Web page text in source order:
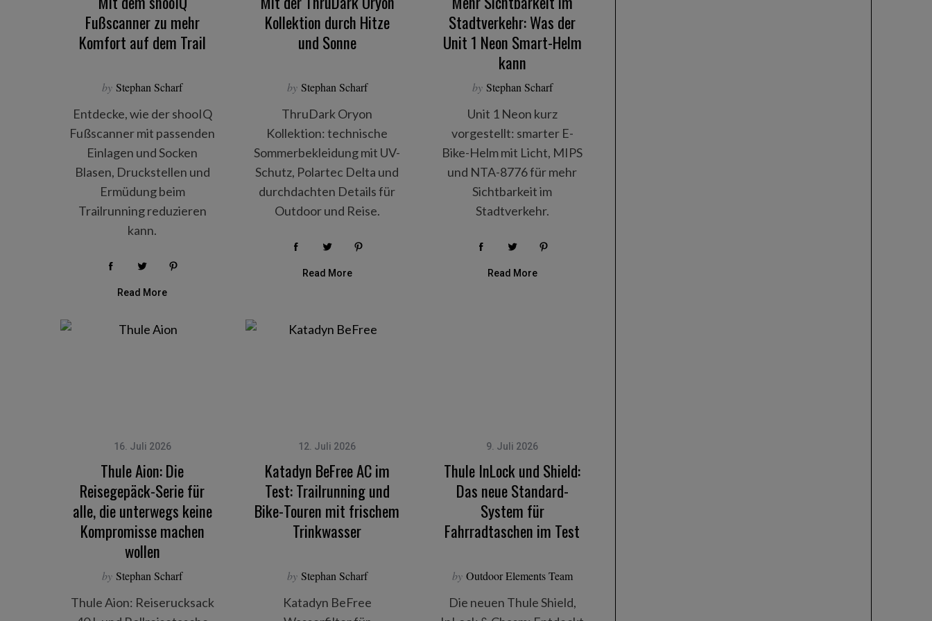
Fußscanner zu mehr
Komfort auf dem Trail
by Stephan Scharf
Entdecke, wie der shooIQ
Fußscanner mit passenden
Einlagen und Socken
Blasen, Druckstellen und
Ermüdung beim
Trailrunning reduzieren
kann.
Read More
Kollektion durch Hitze
und Sonne
by Stephan Scharf
ThruDark Oryon
Kollektion: technische
Sommerbekleidung mit UV-
Schutz, Polartec Delta und
durchdachten Details für
Outdoor und Reise.
Read More
Stadtverkehr: Was der
Unit 1 Neon Smart-Helm
kann
by Stephan Scharf
Unit 1 Neon kurz
vorgestellt: smarter E-
Bike-Helm mit Licht, MIPS
und NTA-8776 für mehr
Sichtbarkeit im
Stadtverkehr.
Read More
16. Juli 2026
Thule Aion: Die
Reisegepäck-Serie für
alle, die unterwegs keine
Kompromisse machen
wollen
by Stephan Scharf
Thule Aion: Reiserucksack
12. Juli 2026
Katadyn BeFree AC im
Test: Trailrunning und
Bike-Touren mit frischem
Trinkwasser
by Stephan Scharf
Katadyn BeFree
9. Juli 2026
Thule InLock und Shield:
Das neue Standard-
System für
Fahrradtaschen im Test
by Outdoor Elements Team
Die neuen Thule Shield,